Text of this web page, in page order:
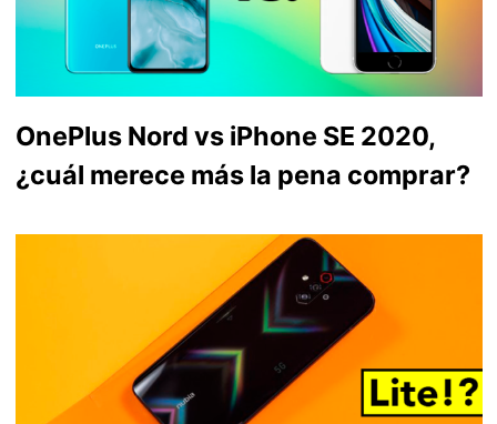
OnePlus Nord vs iPhone SE 2020,
¿cuál merece más la pena comprar?